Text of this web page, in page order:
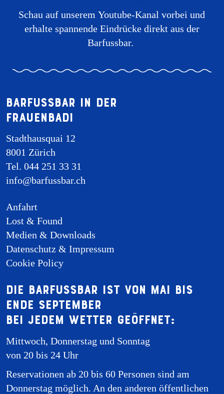
Schau auf unserem Youtube-Kanal vorbei und
erhalte spannende Eindrücke direkt aus der
Barfussbar.
Barfussbar in der
Frauenbadi
Stadthausquai 12
8001 Zürich
Tel. 044 251 33 31
info@barfussbar.ch
Anfahrt
Lost & Found
Medien & Downloads
Datenschutz & Impressum
Cookie Policy
Die Barfussbar ist von Mai bis
Ende September
bei jedem Wetter geöffnet:
Mittwoch, Donnerstag und Sonntag
von 20 bis 24 Uhr
Reservationen ab 20 bis 60 Personen sind am
Donnerstag möglich. An den anderen öffentlichen